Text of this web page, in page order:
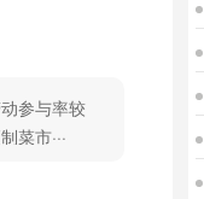
参与率较
市···